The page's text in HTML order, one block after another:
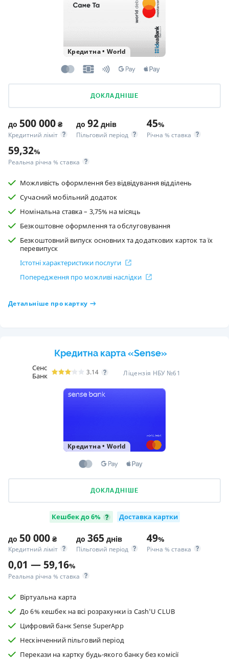
Кредитна• World
ДОКЛАДНІШЕ
до 500 000 ₴
Кредитний ліміт
до 92 днів
Пільговий період
45%
Річна % ставка
59,32%
Реальна річна % ставка
Можливість оформлення без відвідування відділень
Сучасний мобільний додаток
Номінальна ставка – 3,75% на місяць
Безкоштовне оформлення та обслуговування
Безкоштовний випуск основних та додаткових карток та їх
перевипуск
Істотні характеристики послуги
Попередження про можливі наслідки
Детальніше про картку
Кредитна карта «Sense»
Сенс
Банк
3.14 Ліцензія НБУ №61
Кредитна• World
ДОКЛАДНІШЕ
Кешбек до 6% Доставка картки
до 50 000 ₴
Кредитний ліміт
до 365 днів
Пільговий період
49%
Річна % ставка
0,01 — 59,16%
Реальна річна % ставка
Віртуальна карта
До 6% кешбек на всі розрахунки із Cash'U CLUB
Цифровий банк Sense SuperApp
Нескінченний пільговий період
Перекази на картку будь-якого банку без комісії